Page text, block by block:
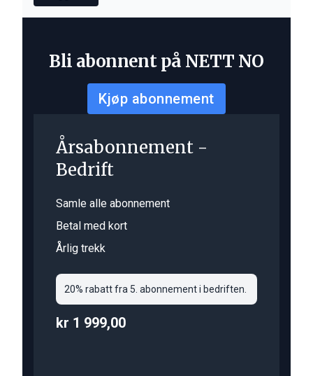
Bli abonnent på NETT NO
Kjøp abonnement
Årsabonnement -
Bedrift
Samle alle abonnement
Betal med kort
Årlig trekk
20% rabatt fra 5. abonnement i bedriften.
kr 1 999,00